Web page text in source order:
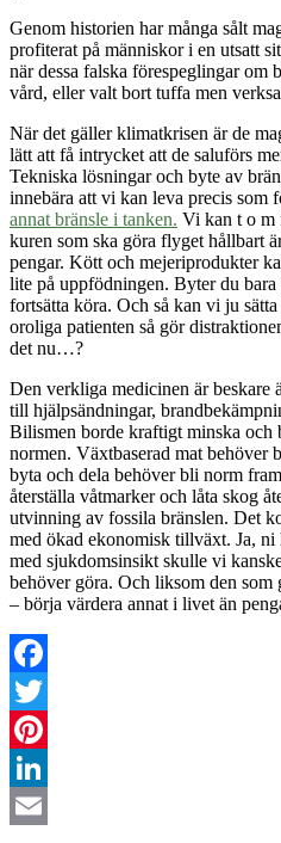
Genom historien har många sålt
profiterat på människor i en utsatt
när dessa falska förespeglingar om
vård, eller valt bort tuffa men
När det gäller klimatkrisen är de
lätt att få intrycket att de saluförs
Tekniska lösningar och byte av
innebära att vi kan leva precis som
annat bränsle i tanken. Vi kan t o m
kuren som ska göra flyget hållbart
pengar. Kött och mejeriprodukter
lite på uppfödningen. Byter du
fortsätta köra. Och så kan vi ju
oroliga patienten så gör
det nu…?
Den verkliga medicinen är beskare
till hjälpsändningar,
Bilismen borde kraftigt minska och
normen. Växtbaserad mat
byta och dela behöver bli norm
återställa våtmarker och låta skog
utvinning av fossila bränslen. Det
med ökad ekonomisk tillväxt. Ja,
med sjukdomsinsikt skulle vi
behöver göra. Och liksom den
– börja värdera annat i livet än
Facebook
Twitter
Pinterest
LinkedIn